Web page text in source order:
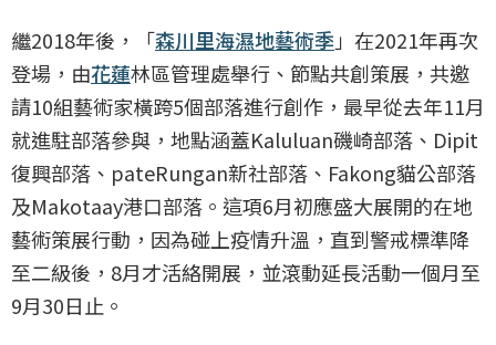
繼2018年後，「森川里海濕地藝術季」在2021年再次
登場，由花蓮林區管理處舉行、節點共創策展，共邀
請10組藝術家橫跨5個部落進行創作，最早從去年11月
就進駐部落參與，地點涵蓋Kaluluan磯崎部落、Dipit
復興部落、pateRungan新社部落、Fakong貓公部落
及Makotaay港口部落。這項6月初應盛大展開的在地
藝術策展行動，因為碰上疫情升溫，直到警戒標準降
至二級後，8月才活絡開展，並滾動延長活動一個月至
9月30日止。